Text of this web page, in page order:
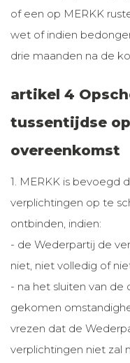
of een op MERKK
wet of indien
drie maanden na de
artikel 4
tussentijdse
overeenkomst
1. MERKK is bevoegd
verplichtingen op te
ontbinden, indien:
- de Wederpartij de
niet, niet volledig of
- na het sluiten van
gekomen
vrezen dat de
verplichtingen niet zal